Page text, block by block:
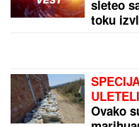
ZLOČIN IDALjE
Srbe stradale u
cesti